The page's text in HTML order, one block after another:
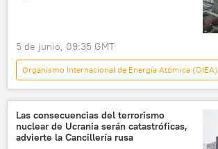
5 de junio, 09:35 GMT
Organismo Internacional de Energía Atómica (OIEA)
Internacional
Zaporozhie
Rafael Grossi
Rusia
Las consecuencias del terrorismo
nuclear de Ucrania serán catastróficas,
advierte la Cancillería rusa